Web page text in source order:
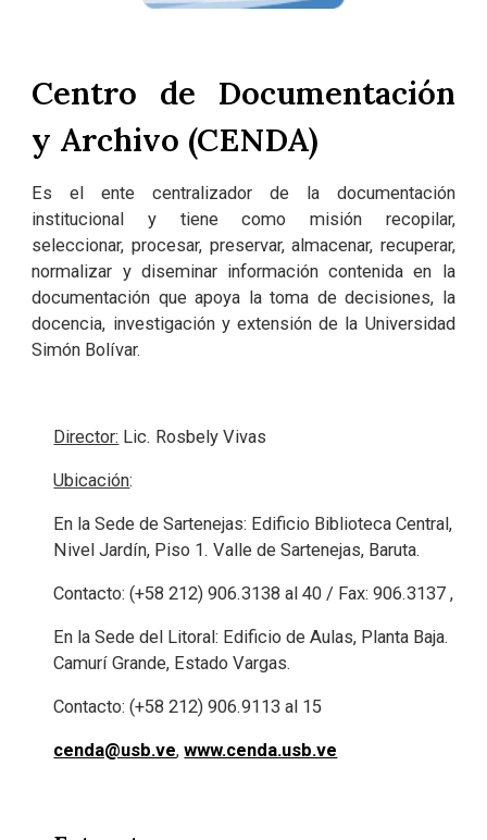
Centro de Documentación
y Archivo (CENDA)
Es el ente centralizador de la documentación
institucional y tiene como misión recopilar,
seleccionar, procesar, preservar, almacenar, recuperar,
normalizar y diseminar información contenida en la
documentación que apoya la toma de decisiones, la
docencia, investigación y extensión de la Universidad
Simón Bolívar.
Director: Lic. Rosbely Vivas
Ubicación:
En la Sede de Sartenejas: Edificio Biblioteca Central,
Nivel Jardín, Piso 1. Valle de Sartenejas, Baruta.
Contacto: (+58 212) 906.3138 al 40 / Fax: 906.3137 ,
En la Sede del Litoral: Edificio de Aulas, Planta Baja.
Camurí Grande, Estado Vargas.
Contacto: (+58 212) 906.9113 al 15
cenda@usb.ve,www.cenda.usb.ve